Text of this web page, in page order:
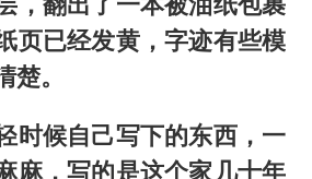
页已经发黄，字迹有些模
。
时候自己写下的东西，一
麻，写的是这个家几十年